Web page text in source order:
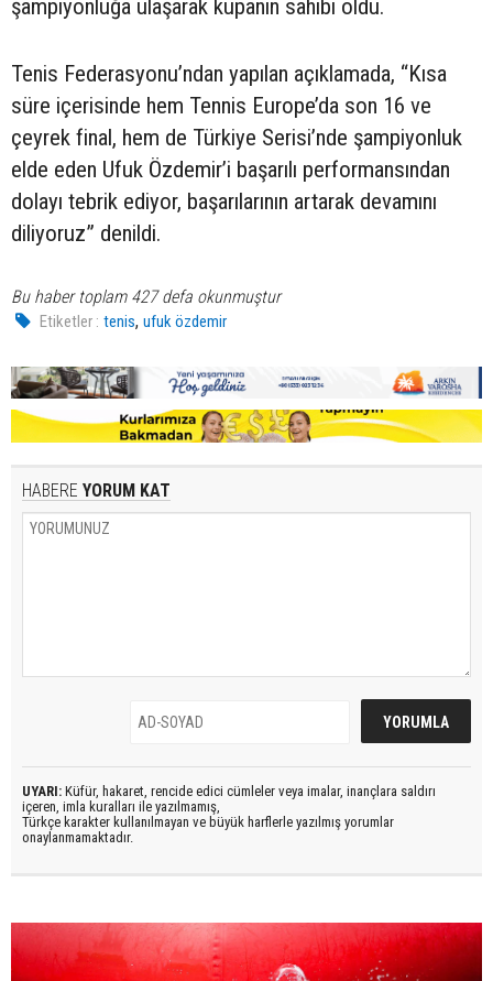
şampiyonluğa ulaşarak kupanın sahibi oldu.
Tenis Federasyonu’ndan yapılan açıklamada, “Kısa
süre içerisinde hem Tennis Europe’da son 16 ve
çeyrek final, hem de Türkiye Serisi’nde şampiyonluk
elde eden Ufuk Özdemir’i başarılı performansından
dolayı tebrik ediyor, başarılarının artarak devamını
diliyoruz” denildi.
Bu haber toplam 427 defa okunmuştur
Etiketler : tenis,ufuk özdemir
HABERE YORUM KAT
UYARI: Küfür, hakaret, rencide edici cümleler veya imalar, inançlara saldırı
içeren, imla kuralları ile yazılmamış,
Türkçe karakter kullanılmayan ve büyük harflerle yazılmış yorumlar
onaylanmamaktadır.